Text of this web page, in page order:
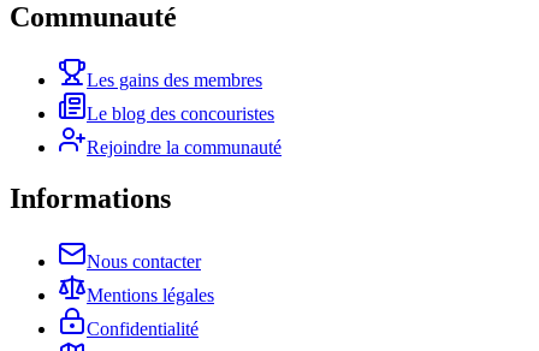
Communauté
Les gains des membres
Le blog des concouristes
Rejoindre la communauté
Informations
Nous contacter
Mentions légales
Confidentialité